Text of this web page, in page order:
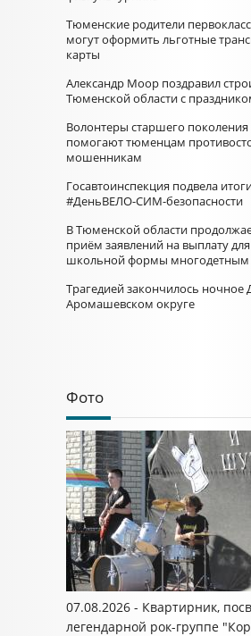
Тюменские родители
могут оформить льготные
карты
Александр Моор поздравил
Тюменской области с
Волонтеры старшего поколения
помогают тюменцам
мошенникам
Госавтоинспекция подвела
#ДеньВЕЛО-СИМ-безопасности
В Тюменской области
приём заявлений на выплату
школьной формы многодетным
Трагедией закончилось ночное
Аромашевском округе
Фото
07.08.2026 - Квартирник,
легендарной рок-группе